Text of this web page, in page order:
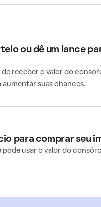
ou dê um lance
de receber o valor do
aumentar suas chances.
para comprar seu
pode usar o valor do